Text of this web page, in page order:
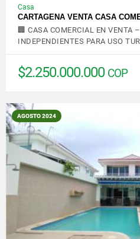
Casa
CARTAGENA VENTA CASA
🏢 CASA COMERCIAL EN VENTA
INDEPENDIENTES PARA USO
$2.250.000.000 COP
AGOSTO 2024
VER